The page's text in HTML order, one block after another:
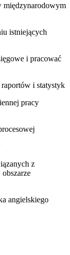
międzynarodowym
istniejących
i pracować
i statystyk
pracy
z
angielskiego